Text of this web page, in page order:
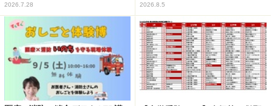
2026.7.28 2026.8.5